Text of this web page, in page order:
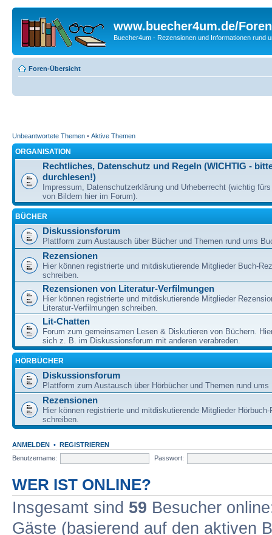
www.buecher4um.de/Foren
Buecher4um - Rezensionen und Informationen rund
Foren-Übersicht
Unbeantwortete Themen • Aktive Themen
ORGANISATION
Rechtliches, Datenschutz und Regeln (WICHTIG -
durchlesen!)
Impressum, Datenschutzerklärung und Urheberrecht (wichtig
von Bildern hier im Forum).
BÜCHER
Diskussionsforum
Plattform zum Austausch über Bücher und Themen rund ums
Rezensionen
Hier können registrierte und mitdiskutierende Mitglieder Buch-
schreiben.
Rezensionen von Literatur-Verfilmungen
Hier können registrierte und mitdiskutierende Mitglieder
Literatur-Verfilmungen schreiben.
Lit-Chatten
Forum zum gemeinsamen Lesen & Diskutieren von Büchern.
sich z. B. im Diskussionsforum mit anderen verabreden.
HÖRBÜCHER
Diskussionsforum
Plattform zum Austausch über Hörbücher und Themen rund ums
Rezensionen
Hier können registrierte und mitdiskutierende Mitglieder Hörbuch-
schreiben.
ANMELDEN • REGISTRIEREN
Benutzername:
Passwort:
WER IST ONLINE?
Insgesamt sind 59 Besucher
Gäste (basierend auf den aktiven